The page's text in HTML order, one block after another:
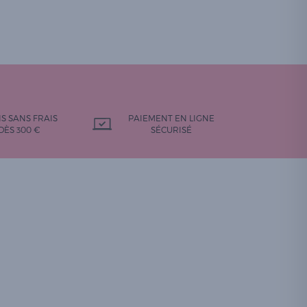
SANS FRAIS
300 €
PAIEMENT EN LIGNE
SÉCURISÉ